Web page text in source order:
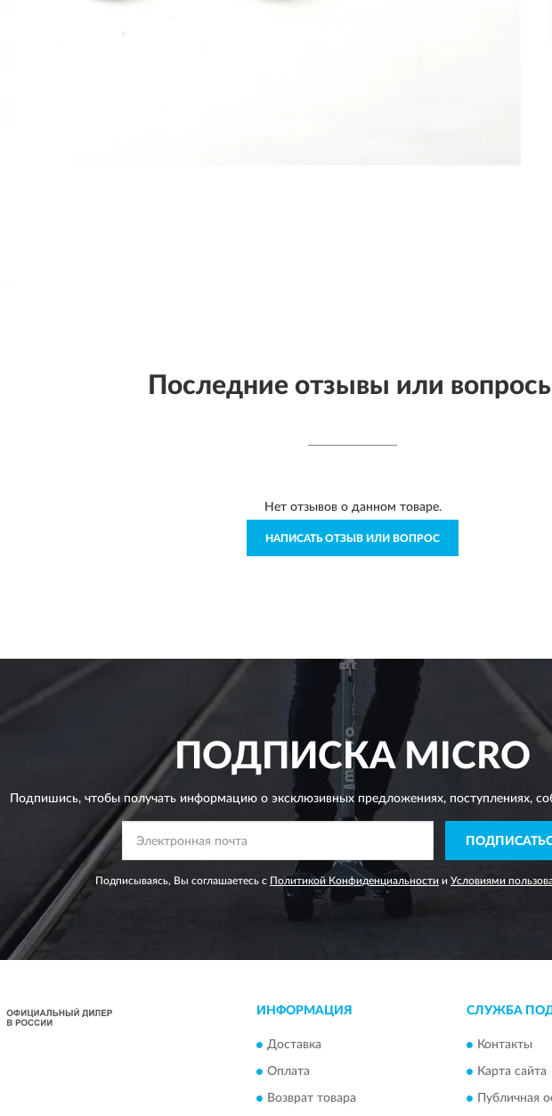
Последние отзывы или
Нет отзывов о данном товаре.
НАПИСАТЬ ОТЗЫВ ИЛИ ВОПРОС
ПОДПИСКАMICRO
Подпишись, чтобы получать информацию о эксклюзивных предложениях,поступлениях,
Подписываясь, Вы соглашаетесь с Политикой Конфиденциальности и Условиями
ИНФОРМАЦИЯ
Доставка
Оплата
Возврат товара
СЛУЖБА
Контакты
Карта сайта
Публичная